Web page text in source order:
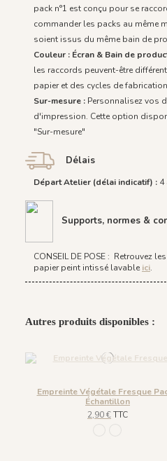
pack n°1 est conçu pour se
commander les packs au même
soient issus du même bain de
Couleur : Écran & Bain de
les raccords peuvent-être
papier et des cycles de
Sur-mesure : Personnalisez vos
d'impression. Cette option
"Sur-mesure"
Délais
Départ Atelier (délai indicatif) : 4
Supports, normes &
CONSEIL DE POSE : Retrouvez
papier peint intissé lavable ici.
Autres produits disponibles :
Empreinte Végétale Fresque
Échantillon
2,90 €TTC